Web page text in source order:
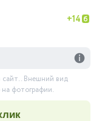
+14
сайт. . Внешний вид
фотографии.